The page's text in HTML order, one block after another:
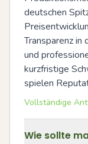
deutschen
Transparenz
und
kurzfristige
spielen
Vollständige
Wie sollte